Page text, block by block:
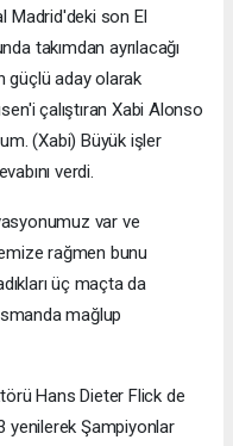
Madrid'deki son El
takımdan ayrılacağı
güçlü aday olarak
çalıştıran Xabi Alonso
(Xabi) Büyük işler
verdi.
var ve
rağmen bunu
üç maçta da
mağlup
Hans Dieter Flick de
yenilerek Şampiyonlar